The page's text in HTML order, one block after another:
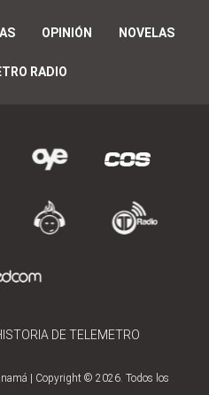
OPINIÓN NOVELAS
RADIO
DE TELEMETRO
| Copyright © 2026. Todos los